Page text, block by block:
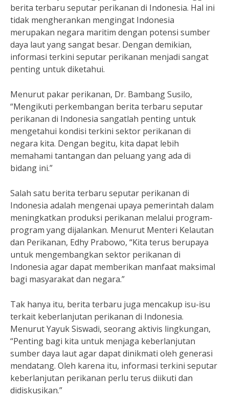
berita terbaru seputar perikanan di Indonesia. Hal ini
tidak mengherankan mengingat Indonesia
merupakan negara maritim dengan potensi sumber
daya laut yang sangat besar. Dengan demikian,
informasi terkini seputar perikanan menjadi sangat
penting untuk diketahui.
Menurut pakar perikanan, Dr. Bambang Susilo,
“Mengikuti perkembangan berita terbaru seputar
perikanan di Indonesia sangatlah penting untuk
mengetahui kondisi terkini sektor perikanan di
negara kita. Dengan begitu, kita dapat lebih
memahami tantangan dan peluang yang ada di
bidang ini.”
Salah satu berita terbaru seputar perikanan di
Indonesia adalah mengenai upaya pemerintah dalam
meningkatkan produksi perikanan melalui program-
program yang dijalankan. Menurut Menteri Kelautan
dan Perikanan, Edhy Prabowo, “Kita terus berupaya
untuk mengembangkan sektor perikanan di
Indonesia agar dapat memberikan manfaat maksimal
bagi masyarakat dan negara.”
Tak hanya itu, berita terbaru juga mencakup isu-isu
terkait keberlanjutan perikanan di Indonesia.
Menurut Yayuk Siswadi, seorang aktivis lingkungan,
“Penting bagi kita untuk menjaga keberlanjutan
sumber daya laut agar dapat dinikmati oleh generasi
mendatang. Oleh karena itu, informasi terkini seputar
keberlanjutan perikanan perlu terus diikuti dan
didiskusikan.”